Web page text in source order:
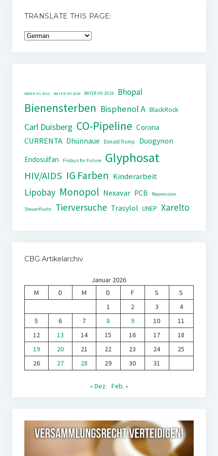
TRANSLATE THIS PAGE:
BAYER HV 2011 BAYER HV 2018 BAYER HV 2019 Bhopal
Bienensterben Bisphenol A BlackRock
Carl Duisberg CO-Pipeline Corona
CURRENTA Dhünnaue Donald Trump
Duogynon
Endosulfan
Fridays for Future Glyphosat
HIV/AIDS IG Farben Kinderarbeit
Lipobay Monopol Nexavar PCB Repression
Steuerflucht Tierversuche Trasylol UNEP Xarelto
CBG Artikelarchiv
Januar 2026
M
D M D F S
S
1
2 3
4
5
6 7 8 9 10
11
12
13 14 15 16 17
18
19
20 21 22 23 24
25
26
27 28 29 30 31
« Dez. Feb. »